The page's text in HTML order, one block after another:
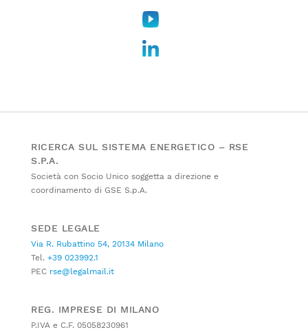
RICERCA SUL SISTEMA ENERGETICO – RSE
S.P.A.
Società con Socio Unico soggetta a direzione e
coordinamento di GSE S.p.A.
SEDE LEGALE
Via R. Rubattino 54, 20134 Milano
Tel. +39 023992.1
PEC rse@legalmail.it
REG. IMPRESE DI MILANO
P.IVA e C.F. 05058230961